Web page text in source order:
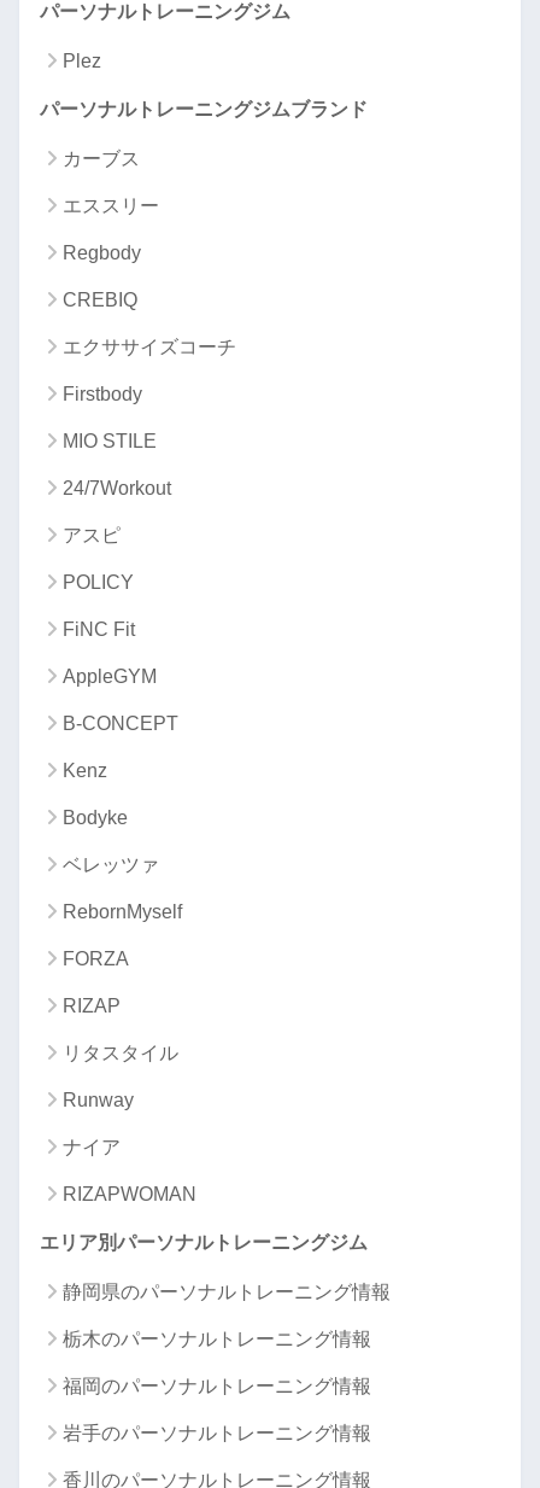
パーソナルトレーニングジム
Plez
パーソナルトレーニングジムブランド
カーブス
エススリー
Regbody
CREBIQ
エクササイズコーチ
Firstbody
MIO STILE
24/7Workout
アスピ
POLICY
FiNC Fit
AppleGYM
B-CONCEPT
Kenz
Bodyke
ベレッツァ
RebornMyself
FORZA
RIZAP
リタスタイル
Runway
ナイア
RIZAPWOMAN
エリア別パーソナルトレーニングジム
静岡県のパーソナルトレーニング情報
栃木のパーソナルトレーニング情報
福岡のパーソナルトレーニング情報
岩手のパーソナルトレーニング情報
香川のパーソナルトレーニング情報